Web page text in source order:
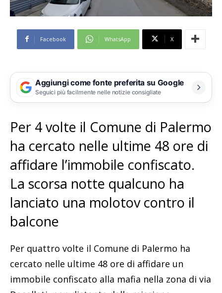
Facebook WhatsApp X
Aggiungi come fonte preferita su Google
Seguici più facilmente nelle notizie consigliate
Per 4 volte il Comune di Palermo
ha cercato nelle ultime 48 ore di
affidare l’immobile confiscato.
La scorsa notte qualcuno ha
lanciato una molotov contro il
balcone
Per quattro volte il Comune di Palermo ha
cercato nelle ultime 48 ore di affidare un
immobile confiscato alla mafia nella zona di via